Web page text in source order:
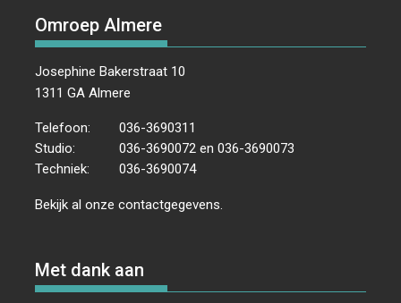
Omroep Almere
Josephine Bakerstraat 10
1311 GA Almere
Telefoon:
036-3690311
Studio:
036-3690072 en 036-3690073
Techniek:
036-3690074
Bekijk al onzecontactgegevens
Met dank aan